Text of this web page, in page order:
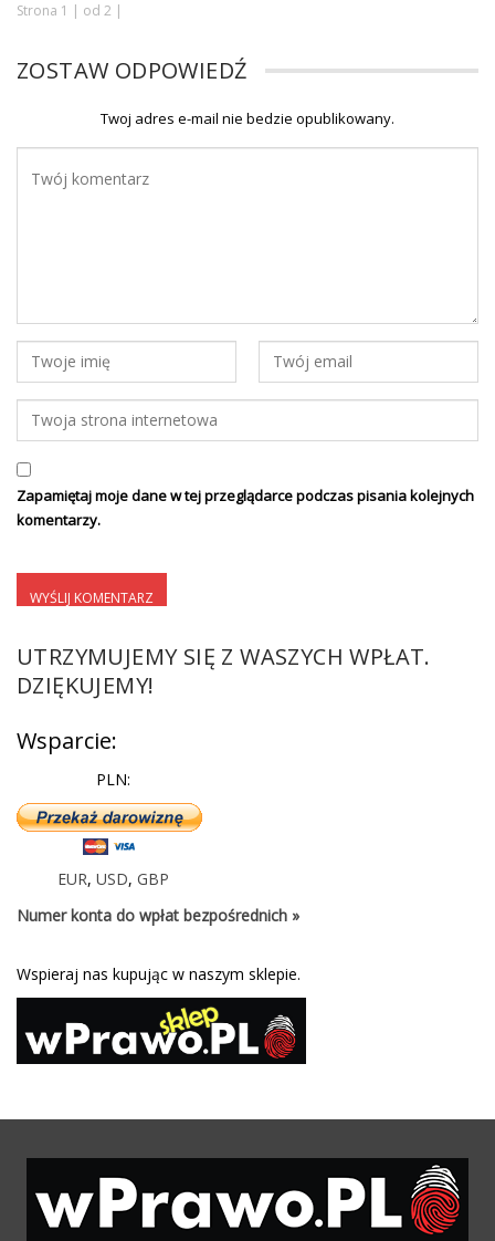
Strona 1 | od 2 |
ZOSTAW ODPOWIEDŹ
Twoj adres e-mail nie bedzie opublikowany.
Zapamiętaj moje dane w tej przeglądarce podczas pisania kolejnych
komentarzy.
UTRZYMUJEMY SIĘ Z WASZYCH WPŁAT.
DZIĘKUJEMY!
Wsparcie:
PLN:
EUR, USD, GBP
Numer konta do wpłat bezpośrednich »
Wspieraj nas kupując w naszym sklepie.